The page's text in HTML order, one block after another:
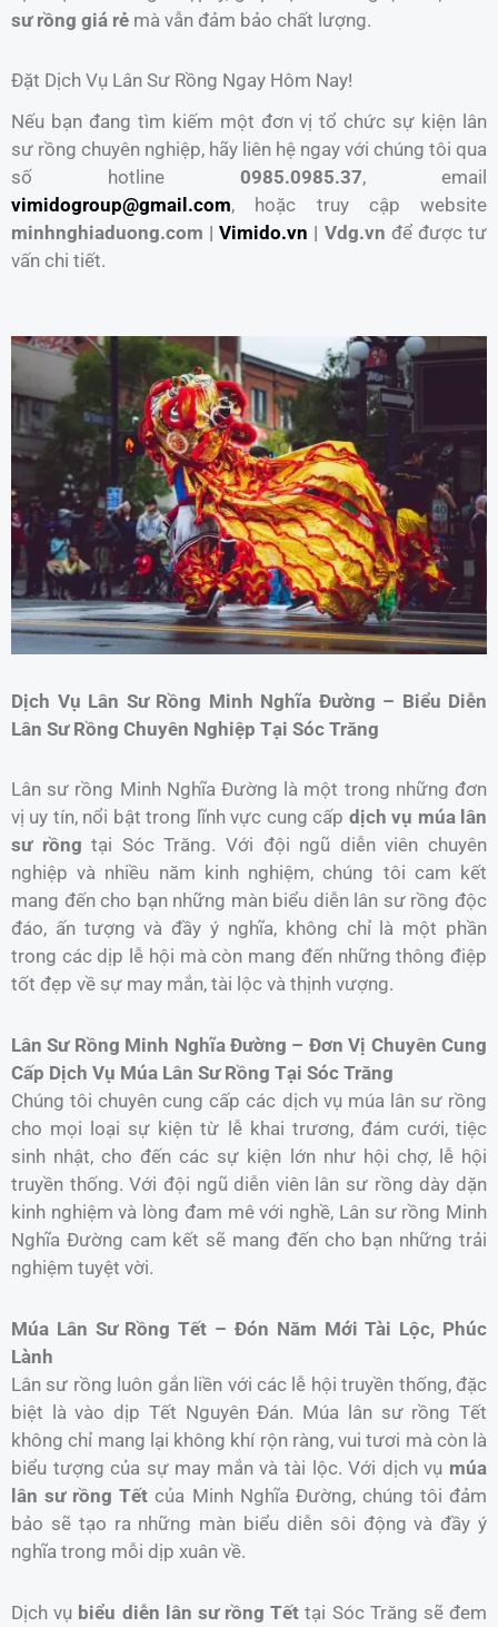
sư rồng giá rẻ mà vẫn đảm bảo chất lượng.
Đặt Dịch Vụ Lân Sư Rồng Ngay Hôm Nay!
Nếu bạn đang tìm kiếm một đơn vị tổ chức sự kiện lân
sư rồng chuyên nghiệp, hãy liên hệ ngay với chúng tôi qua
số hotline 0985.0985.37, email
vimidogroup@gmail.com, hoặc truy cập website
minhnghiaduong.com |Vimido.vn | Vdg.vn để được tư
vấn chi tiết.
Dịch Vụ Lân Sư Rồng Minh Nghĩa Đường – Biểu Diễn
Lân Sư Rồng Chuyên Nghiệp Tại Sóc Trăng
Lân sư rồng Minh Nghĩa Đường là một trong những đơn
vị uy tín, nổi bật trong lĩnh vực cung cấp dịch vụ múa lân
sư rồng tại Sóc Trăng. Với đội ngũ diễn viên chuyên
nghiệp và nhiều năm kinh nghiệm, chúng tôi cam kết
mang đến cho bạn những màn biểu diễn lân sư rồng độc
đáo, ấn tượng và đầy ý nghĩa, không chỉ là một phần
trong các dịp lễ hội mà còn mang đến những thông điệp
tốt đẹp về sự may mắn, tài lộc và thịnh vượng.
Lân Sư Rồng Minh Nghĩa Đường – Đơn Vị Chuyên Cung
Cấp Dịch Vụ Múa Lân Sư Rồng Tại Sóc Trăng
Chúng tôi chuyên cung cấp các dịch vụ múa lân sư rồng
cho mọi loại sự kiện từ lễ khai trương, đám cưới, tiệc
sinh nhật, cho đến các sự kiện lớn như hội chợ, lễ hội
truyền thống. Với đội ngũ diễn viên lân sư rồng dày dặn
kinh nghiệm và lòng đam mê với nghề, Lân sư rồng Minh
Nghĩa Đường cam kết sẽ mang đến cho bạn những trải
nghiệm tuyệt vời.
Múa Lân Sư Rồng Tết – Đón Năm Mới Tài Lộc, Phúc
Lành
Lân sư rồng luôn gắn liền với các lễ hội truyền thống, đặc
biệt là vào dịp Tết Nguyên Đán. Múa lân sư rồng Tết
không chỉ mang lại không khí rộn ràng, vui tươi mà còn là
biểu tượng của sự may mắn và tài lộc. Với dịch vụ múa
lân sư rồng Tết của Minh Nghĩa Đường, chúng tôi đảm
bảo sẽ tạo ra những màn biểu diễn sôi động và đầy ý
nghĩa trong mỗi dịp xuân về.
Dịch vụ biểu diễn lân sư rồng Tết tại Sóc Trăng sẽ đem